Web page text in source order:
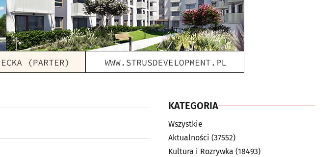
KATEGORIA
Wszystkie
Aktualności (37552)
Kultura i Rozrywka (18493)